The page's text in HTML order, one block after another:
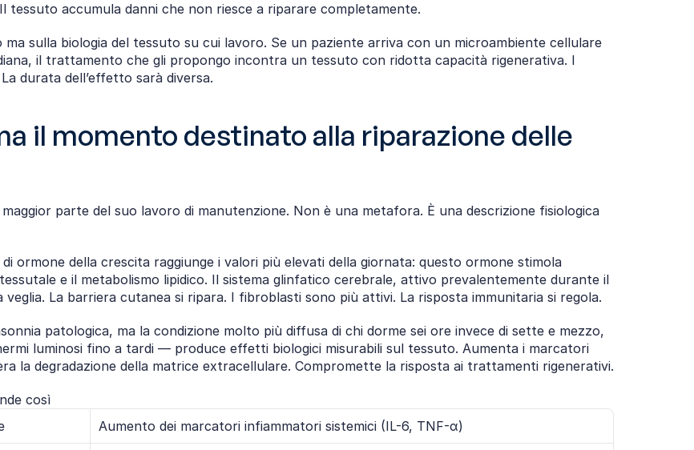
accumula danni che non riesce a riparare completamente.
sulla biologia del tessuto su cui lavoro. Se un paziente arriva con un microambiente cellulare
il trattamento che gli propongo incontra un tessuto con ridotta capacità rigenerativa. I
durata dell’effetto sarà diversa.
il momento destinato alla riparazione delle
parte del suo lavoro di manutenzione. Non è una metafora. È una descrizione fisiologica
ormone della crescita raggiunge i valori più elevati della giornata: questo ormone stimola
e il metabolismo lipidico. Il sistema glinfatico cerebrale, attivo prevalentemente durante il
La barriera cutanea si ripara. I fibroblasti sono più attivi. La risposta immunitaria si regola.
patologica, ma la condizione molto più diffusa di chi dorme sei ore invece di sette e mezzo,
luminosi fino a tardi — produce effetti biologici misurabili sul tessuto. Aumenta i marcatori
la degradazione della matrice extracellulare. Compromette la risposta ai trattamenti rigenerativi.
così
Aumento dei marcatori infiammatori sistemici (IL-6, TNF-α)